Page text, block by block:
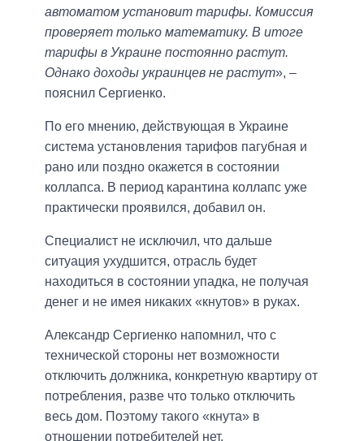
автоматом установит тарифы. Комиссия
проверяет только математику. В итоге
тарифы в Украине постоянно растут.
Однако доходы украинцев не растут», –
пояснил Сергиенко.
По его мнению, действующая в Украине
система установления тарифов пагубная и
рано или поздно окажется в состоянии
коллапса. В период карантина коллапс уже
практически проявился, добавил он.
Специалист не исключил, что дальше
ситуация ухудшится, отрасль будет
находиться в состоянии упадка, не получая
денег и не имея никаких «кнутов» в руках.
Александр Сергиенко напомнил, что с
технической стороны нет возможности
отключить должника, конкретную квартиру от
потребления, разве что только отключить
весь дом. Поэтому такого «кнута» в
отношении потребителей нет.